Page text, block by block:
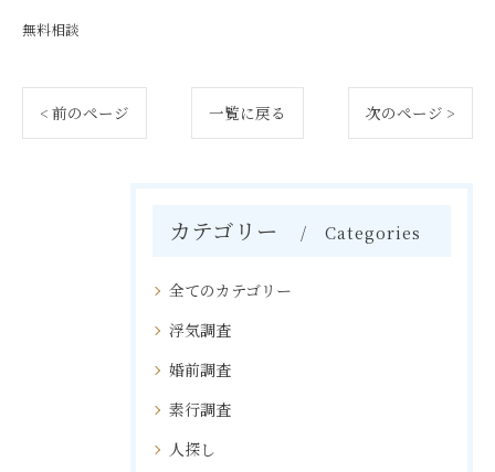
無料相談
< 前のページ 一覧に戻る 次のページ >
カテゴリー Categories
全てのカテゴリー
浮気調査
婚前調査
素行調査
人探し